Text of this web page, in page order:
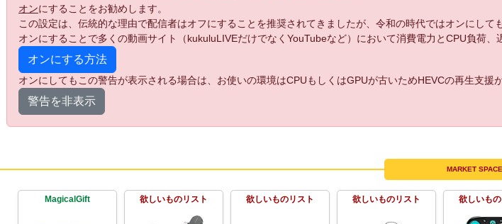
オンにすることをお勧めします。
この設定は、伝統的な理由で配信者はオフにすることを推奨されてきましたが、令和の時代ではオンにして
オンにすることで多くの動画サイト（kukuluLIVEだけでなくYouTubeなど）において消費電力とCPU負荷、
オンにする方法
オンにしてもこの警告が表示される場合は、お使いの環境はCPUもしくはGPUが古いためHEVCの再生支援
警告を非表示
MARKET SPACE
MagicalGift 欲しいものリスト 欲しいものリスト 欲しいものリスト 欲しいも